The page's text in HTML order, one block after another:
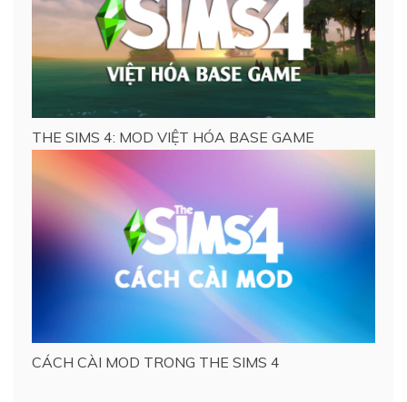
THE SIMS 4: MOD VIỆT HÓA BASE GAME
CÁCH CÀI MOD TRONG THE SIMS 4